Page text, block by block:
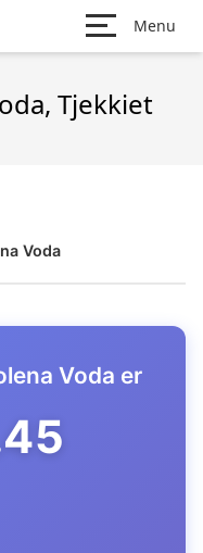
Menu
Tjekkiet
Voda
Voda er